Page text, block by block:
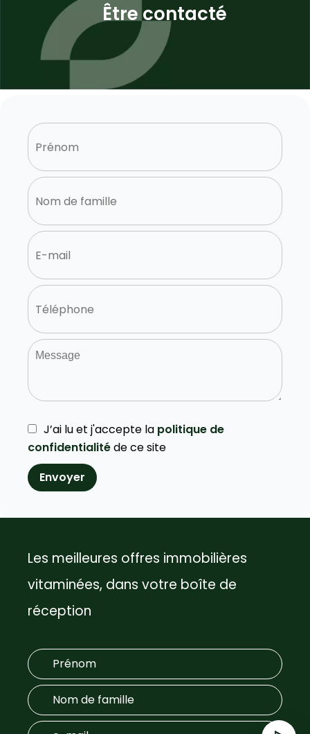
Être contacté
J’ai lu et j'accepte la politique de
confidentialitéde ce site
Envoyer
Les meilleures offres immobilières
vitaminées, dans votre boîte de
réception